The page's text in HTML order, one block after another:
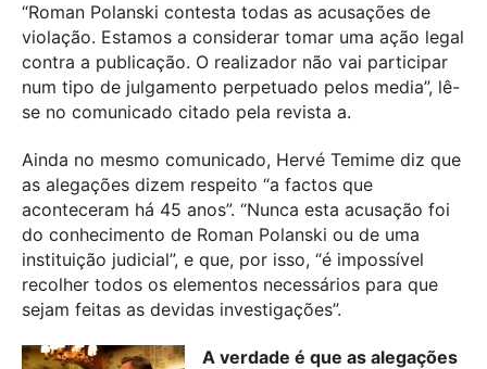
“Roman Polanski contesta todas as acusações de
violação. Estamos a considerar tomar uma ação legal
contra a publicação. O realizador não vai participar
num tipo de julgamento perpetuado pelos media”, lê-
se no comunicado citado pela revista a.
Ainda no mesmo comunicado, Hervé Temime diz que
as alegações dizem respeito “a factos que
aconteceram há 45 anos”. “Nunca esta acusação foi
do conhecimento de Roman Polanski ou de uma
instituição judicial”, e que, por isso, “é impossível
recolher todos os elementos necessários para que
sejam feitas as devidas investigações”.
A verdade é que as alegações